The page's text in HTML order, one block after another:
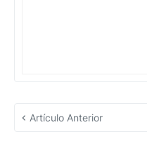
Artículo Anterior